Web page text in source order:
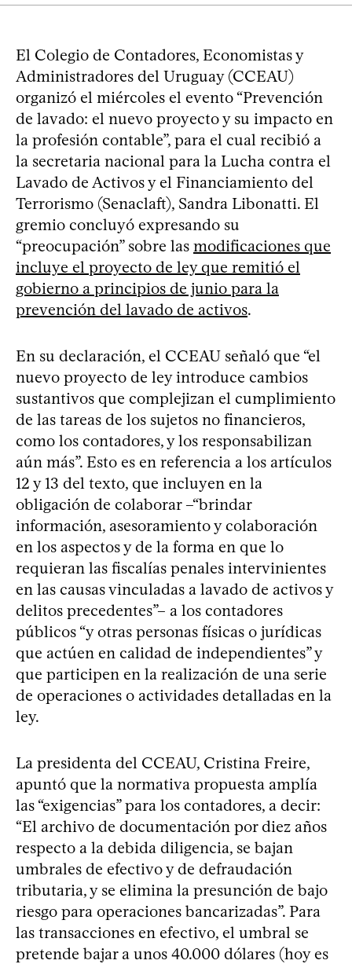
El Colegio de Contadores, Economistas y
Administradores del Uruguay (CCEAU)
organizó el miércoles el evento “Prevención
de lavado: el nuevo proyecto y su impacto en
la profesión contable”, para el cual recibió a
la secretaria nacional para la Lucha contra el
Lavado de Activos y el Financiamiento del
Terrorismo (Senaclaft), Sandra Libonatti. El
gremio concluyó expresando su
“preocupación” sobre las modificaciones que
incluye el proyecto de ley que remitió el
gobierno a principios de junio para la
prevención del lavado de activos.
En su declaración, el CCEAU señaló que “el
nuevo proyecto de ley introduce cambios
sustantivos que complejizan el cumplimiento
de las tareas de los sujetos no financieros,
como los contadores, y los responsabilizan
aún más”. Esto es en referencia a los artículos
12 y 13 del texto, que incluyen en la
obligación de colaborar –“brindar
información, asesoramiento y colaboración
en los aspectos y de la forma en que lo
requieran las fiscalías penales intervinientes
en las causas vinculadas a lavado de activos y
delitos precedentes”– a los contadores
públicos “y otras personas físicas o jurídicas
que actúen en calidad de independientes” y
que participen en la realización de una serie
de operaciones o actividades detalladas en la
ley.
La presidenta del CCEAU, Cristina Freire,
apuntó que la normativa propuesta amplía
las “exigencias” para los contadores, a decir:
“El archivo de documentación por diez años
respecto a la debida diligencia, se bajan
umbrales de efectivo y de defraudación
tributaria, y se elimina la presunción de bajo
riesgo para operaciones bancarizadas”. Para
las transacciones en efectivo, el umbral se
pretende bajar a unos 40.000 dólares (hoy es